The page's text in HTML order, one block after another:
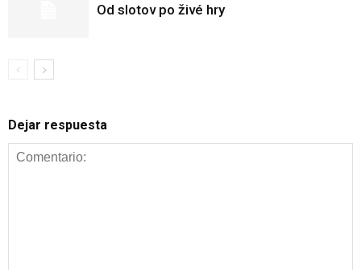
Od slotov po živé hry
Dejar respuesta